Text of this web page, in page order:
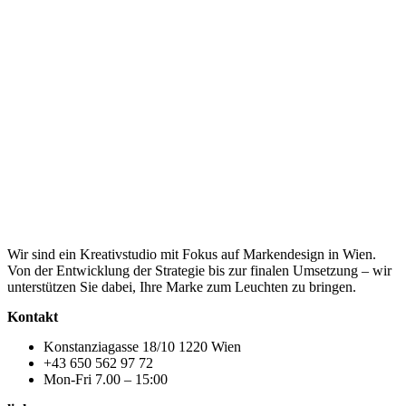
Wir sind ein Kreativstudio mit Fokus auf Markendesign in Wien.
Von der Entwicklung der Strategie bis zur finalen Umsetzung – wir
unterstützen Sie dabei, Ihre Marke zum Leuchten zu bringen.
Kontakt
Konstanziagasse 18/10 1220 Wien
+43 650 562 97 72
Mon-Fri 7.00 – 15:00